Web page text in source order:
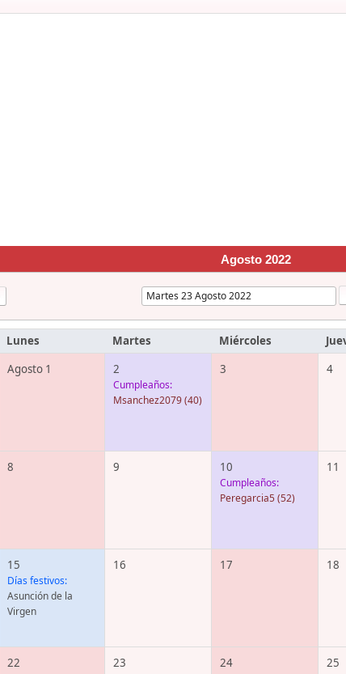
Agosto 2022
Lunes Martes Miércoles
Agosto 1 2
Cumpleaños:
Msanchez2079(40)
3 4
8 9 10
Cumpleaños:
Peregarcia5 (52)
11
15
Días festivos:
Asunción de la
Virgen
16 17 18
22 23 24 25